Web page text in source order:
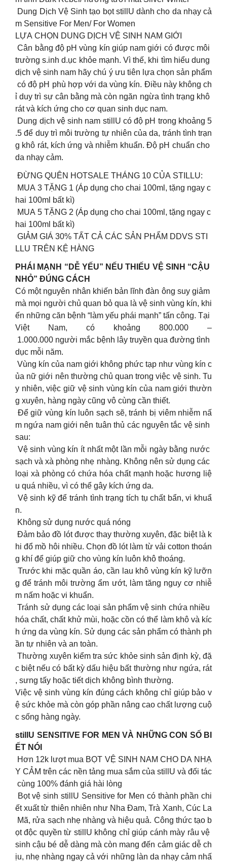
Dung Dịch Vệ Sinh tạo bọt stillU dành cho da nhạy cả
m Sensitive For Men/ For Women
LỰA CHỌN DUNG DỊCH VỆ SINH NAM GIỚI
Cân bằng độ pH vùng kín giúp nam giới có được môi
trường s.inh d.ục khỏe mạnh. Vì thế, khi tìm hiểu dung
dịch vệ sinh nam hãy chú ý ưu tiên lựa chọn sản phẩm
có độ pH phù hợp với da vùng kín. Điều này không ch
ỉ duy trì sự cân bằng mà còn ngăn ngừa tình trạng khô
rát và kích ứng cho cơ quan sinh dục nam.
Dung dịch vệ sinh nam stillU có độ pH trong khoảng 5
.5 để duy trì môi trường tự nhiên của da, tránh tình trạn
g khô rát, kích ứng và nhiễm khuẩn. Độ pH chuẩn cho
da nhạy cảm.
ĐỪNG QUÊN HOTSALE THÁNG 10 CỦA STILLU:
MUA 3 TẶNG 1 (Áp dụng cho chai 100ml, tặng ngay c
hai 100ml bất kì)
MUA 5 TẶNG 2 (Áp dụng cho chai 100ml, tặng ngay c
hai 100ml bất kì)
GIẢM GIÁ 30% TẤT CẢ CÁC SẢN PHẨM DDVS STI
LLU TRÊN KỆ HÀNG
PHÁI MẠNH “DỄ YẾU” NẾU THIẾU VỆ SINH “CẬU
NHỎ” ĐÚNG CÁCH
Có một nguyên nhân khiến bản lĩnh đàn ông suy giảm
mà mọi người chủ quan bỏ qua là vệ sinh vùng kín, khi
ến những căn bệnh “làm yếu phái mạnh” tấn công. Tại
Việt Nam, có khoảng 800.000 –
1.000.000 người mắc bệnh lây truyền qua đường tình
dục mỗi năm.
Vùng kín của nam giới không phức tạp như vùng kín c
ủa nữ giới nên thường chủ quan trong việc vệ sinh. Tu
y nhiên, việc giữ vệ sinh vùng kín của nam giới thườn
g xuyên, hàng ngày cũng vô cùng cần thiết.
Để giữ vùng kín luôn sạch sẽ, tránh bị viêm nhiễm nấ
m ngứa nam giới nên tuân thủ các nguyên tắc vệ sinh
sau:
Vệ sinh vùng kín ít nhất một lần mỗi ngày bằng nước
sạch và xà phòng nhẹ nhàng. Không nên sử dụng các
loại xà phòng có chứa hóa chất mạnh hoặc hương liệ
u quá nhiều, vì có thể gây kích ứng da.
Vệ sinh kỹ để tránh tình trạng tích tụ chất bẩn, vi khuẩ
n.
Không sử dụng nước quá nóng
Đảm bảo đồ lót được thay thường xuyên, đặc biệt là k
hi đổ mồ hôi nhiều. Chọn đồ lót làm từ vải cotton thoán
g khí để giúp giữ cho vùng kín luôn khô thoáng.
Trước khi mặc quần áo, cần lau khô vùng kín kỹ lưỡn
g để tránh môi trường ẩm ướt, làm tăng nguy cơ nhiễ
m nấm hoặc vi khuẩn.
Tránh sử dụng các loại sản phẩm vệ sinh chứa nhiều
hóa chất, chất khử mùi, hoặc cồn có thể làm khô và kíc
h ứng da vùng kín. Sử dụng các sản phẩm có thành ph
ần tự nhiên và an toàn.
Thường xuyên kiểm tra sức khỏe sinh sản định kỳ, đặ
c biệt nếu có bất kỳ dấu hiệu bất thường như ngứa, rát
, sưng tấy hoặc tiết dịch không bình thường.
Việc vệ sinh vùng kín đúng cách không chỉ giúp bảo v
ệ sức khỏe mà còn góp phần nâng cao chất lượng cuộ
c sống hàng ngày.
stillU SENSITIVE FOR MEN VÀ NHỮNG CON SỐ BI
ẾT NÓI
Hơn 12k lượt mua BỌT VỆ SINH NAM CHO DA NHẠ
Y CẢM trên các nền tảng mua sắm của stillU và đối tác
cùng 100% đánh giá hài lòng
Bọt vệ sinh stillU Sensitive for Men có thành phần chi
ết xuất từ thiên nhiên như Nha Đam, Trà Xanh, Cúc La
Mã, rửa sạch nhẹ nhàng và hiệu quả. Công thức tạo b
ọt độc quyền từ stillU không chỉ giúp cánh mày râu vệ
sinh cậu bé dễ dàng mà còn mang đến cảm giác dễ ch
ịu, nhẹ nhàng ngay cả với những làn da nhạy cảm nhấ